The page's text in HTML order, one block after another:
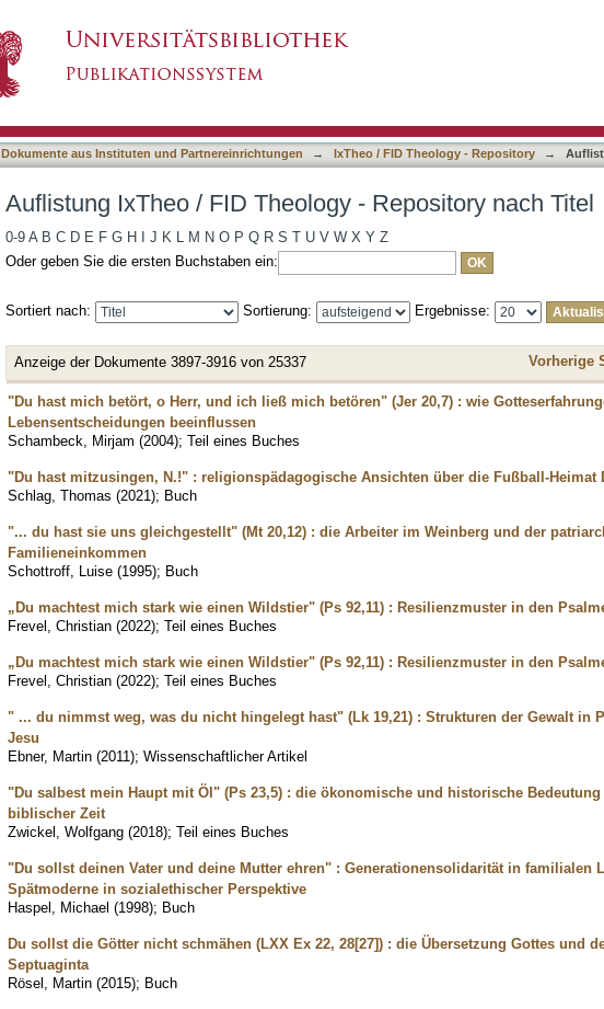
Dokumente aus Instituten und Partnereinrichtungen → IxTheo / FID Theology - Repository →
Auflistung IxTheo / FID Theology - Repository nach Titel
0-9 A B C D E F G H J K L M N O P Q R S T U V W X Y Z
Oder geben Sie die ersten Buchstaben ein:
Sortiert nach: Sortierung: Ergebnisse:
Anzeige der Dokumente 3897-3916 von 25337 Vorherige
"Du hast mich betört, o Herr, und ich ließ mich betören" (Jer 20,7) : wie
Lebensentscheidungen beeinflussen
Schambeck, Mirjam (2004); Teil eines Buches
"Du hast mitzusingen, N.!" : religionspädagogische Ansichten über die Fußball-Heimat
Schlag, Thomas (2021); Buch
"... du hast sie uns gleichgestellt" (Mt 20,12) : die Arbeiter im Weinberg und der
Familieneinkommen
Schottroff, Luise (1995); Buch
„Du machtest mich stark wie einen Wildstier" (Ps 92,11) : Resilienzmuster in den
Frevel, Christian (2022); Teil eines Buches
„Du machtest mich stark wie einen Wildstier" (Ps 92,11) : Resilienzmuster in den
Frevel, Christian (2022); Teil eines Buches
" ... du nimmst weg, was du nicht hingelegt hast" (Lk 19,21) : Strukturen der Gewalt in
Jesu
Ebner, Martin (2011); Wissenschaftlicher Artikel
"Du salbest mein Haupt mit Öl" (Ps 23,5) : die ökonomische und historische
biblischer Zeit
Zwickel, Wolfgang (2018); Teil eines Buches
"Du sollst deinen Vater und deine Mutter ehren" : Generationensolidarität in familialen
Spätmoderne in sozialethischer Perspektive
Haspel, Michael (1998); Buch
Du sollst die Götter nicht schmähen (LXX Ex 22, 28[27]) : die Übersetzung Gottes und
Septuaginta
Rösel, Martin (2015); Buch